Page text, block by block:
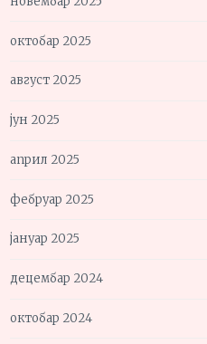
октобар 2025
август 2025
јун 2025
април 2025
фебруар 2025
јануар 2025
децембар 2024
октобар 2024